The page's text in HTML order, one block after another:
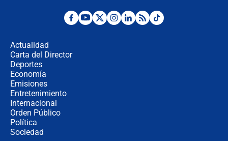
Las seis de las 6 con Juan Lozano |
Actualidad
Carta del Director
Deportes
Economía
Emisiones
Entretenimiento
Internacional
Orden Público
Política
Sociedad